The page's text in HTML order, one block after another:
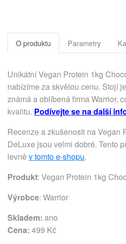
O produktu Parametry
Unikátní Vegan Protein 1kg
nabízíme za skvělou cenu. Stojí
známá a oblíbená firma Warrior,
kvalitu. Podívejte se na další
Recenze a zkušenosti na Vegan
DeLuxe jsou velmi dobré. Tento
levně v tomto e-shopu.
Produkt: Vegan Protein 1kg
Výrobce: Warrior
Skladem: ano
Cena: 499 Kč